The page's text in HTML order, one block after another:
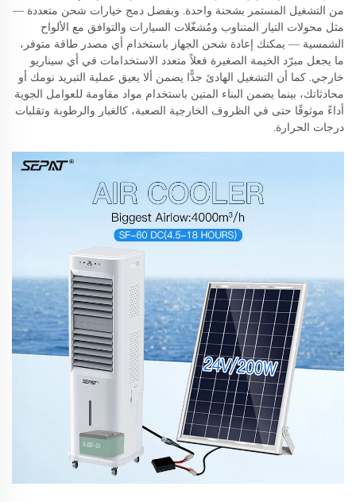
من التشغيل المستمر بشحنة واحدة. وبفضل دمج خيارات شحن متعددة —
مثل محولات التيار المتناوب ومُشغّلات السيارات والتوافق مع الألواح
الشمسية — يمكنك إعادة شحن الجهاز باستخدام أي مصدر طاقة متوفر،
ما يجعل مبرّد الخيمة الصغيرة فعلاً متعدد الاستخدامات في أي سيناريو
خارجي. كما أن التشغيل الهادئ جدًّا يضمن ألا يعيق عملية التبريد نومك أو
محادثاتك، بينما يضمن البناء المتين باستخدام مواد مقاومة للعوامل الجوية
أداءً موثوقًا حتى في الظروف الخارجية الصعبة، كالغبار والرطوبة وتقلبات
درجات الحرارة.